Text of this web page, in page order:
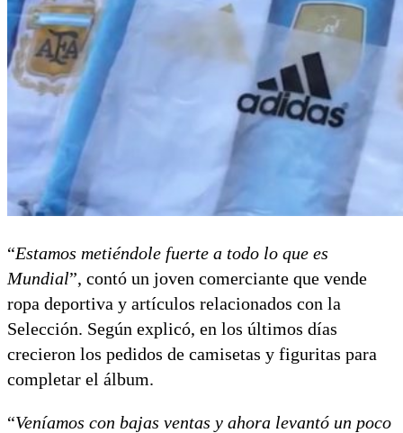
“Estamos metiéndole fuerte a todo lo que es
Mundial”, contó un joven comerciante que vende
ropa deportiva y artículos relacionados con la
Selección. Según explicó, en los últimos días
crecieron los pedidos de camisetas y figuritas para
completar el álbum.
“Veníamos con bajas ventas y ahora levantó un poco